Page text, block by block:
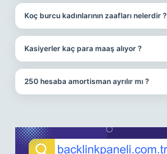
Koç burcu kadınlarının zaafları nelerdir ?
Kasiyerler kaç para maaş alıyor ?
250 hesaba amortisman ayrılır mı ?